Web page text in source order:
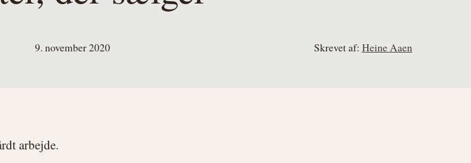
9. november 2020 Skrevet af: Heine Aaen
arbejde.